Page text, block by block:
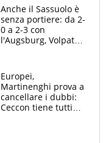
Anche il Sassuolo è
senza portiere: da 2-
0 a 2-3 con
l'Augsburg, Volpato
Europei,
Martinenghi prova a
cancellare i dubbi:
Ceccon tiene tutti